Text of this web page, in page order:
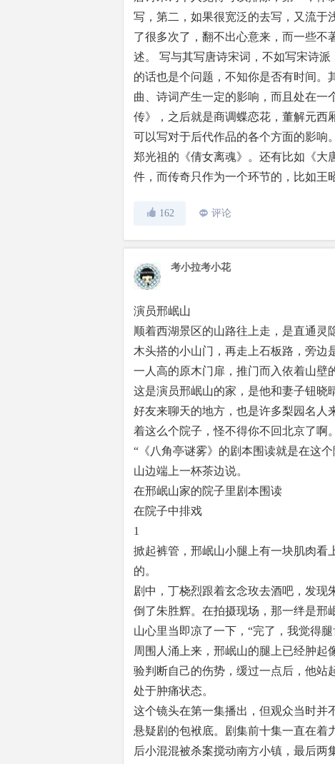
写，第二，如果很宽泛的去写，又流于
了很多次了，翻不出心意来，而一些不
述。 写与其写唐诗宋词，不如写宋诗
的话也是个问题，不知你是否有时间。
曲、诗词产生一定的影响，而且处在一
传》，之后就是商调蝶恋花，董解元西
可以写对于后代作品的各个方面的影响
郑光祖的《倩女离魂》。还有比如《大
件，而传奇只作为一个环节的，比如王
162 评论
考小拉考小花
演员邢岷山
顺着西湖景区的山路往上走，是直通灵
木头搭的小山门，再走上石板路，旁边
一人高的原木门扉，推门而入依着山壁
这是演员邢岷山的家，是他和妻子钮晓
好友来聊天的地方，也是许多梨园名人
着这么个院子，怪不得你不回北京了啊
“《八角亭谜雾》的剧本围读就是在这
山边端上一杯茶边说。
在邢岷山家的院子里剧本围读
在院子中排戏
1
掀起裤管，邢岷山小腿上有一块肌肉看
的。
剧中，丁桡烈跟着玄念玫去酒吧，发现
倒了朱胜辉。在拍摄现场，那一绊是邢
山心里当即凉了一下，“完了，我觉得
周围人涌上来，邢岷山的腿上已经肿
验判断自己的伤势，缓过一点后，他站
处于肿痛状态。
这个镜头在第一集播出，但观众当时并
悬疑剧的包袱底。剧集前十集一直在着
后小混混被杀案搅动南方小镇，最后两